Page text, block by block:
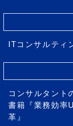
ITコンサルティ
コンサルタント
書籍『業務効率
革』